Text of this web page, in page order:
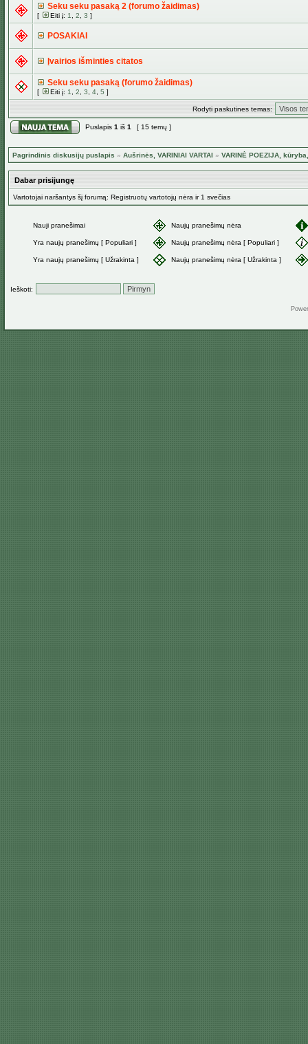
Seku seku pasaką 2 (forumo žaidimas)
[ Eiti į: 1 2 3 ]
POSAKIAI
Įvairios išminties citatos
Seku seku pasaką (forumo žaidimas)
[ Eiti į: 1 2 3 4 5 ]
Rodyti paskutines temas:
Puslapis 1 iš 1 [ 15 temų ]
Pagrindinis diskusijų puslapis » Aušrinės, VARINIAI VARTAI » VARINĖ POEZIJA,
Dabar prisijungę
Vartotojai naršantys šį forumą: Registruotų vartotojų nėra ir 1 svečias
Nauji pranešimai Naujų pranešimų nėra
Yra naujų pranešimų [ Populiari ] Naujų pranešimų nėra [ Populiari ]
Yra naujų pranešimų [ Užrakinta ] Naujų pranešimų nėra [ Užrakinta ]
Ieškoti: